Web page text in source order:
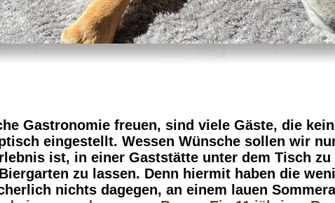
Gastronomie freuen, sind viele Gäste, die
eingestellt. Wessen Wünsche sollen wir
ist, in einer Gaststätte unter dem Tisch
zu lassen. Denn hiermit haben die
nichts dagegen, an einem lauen